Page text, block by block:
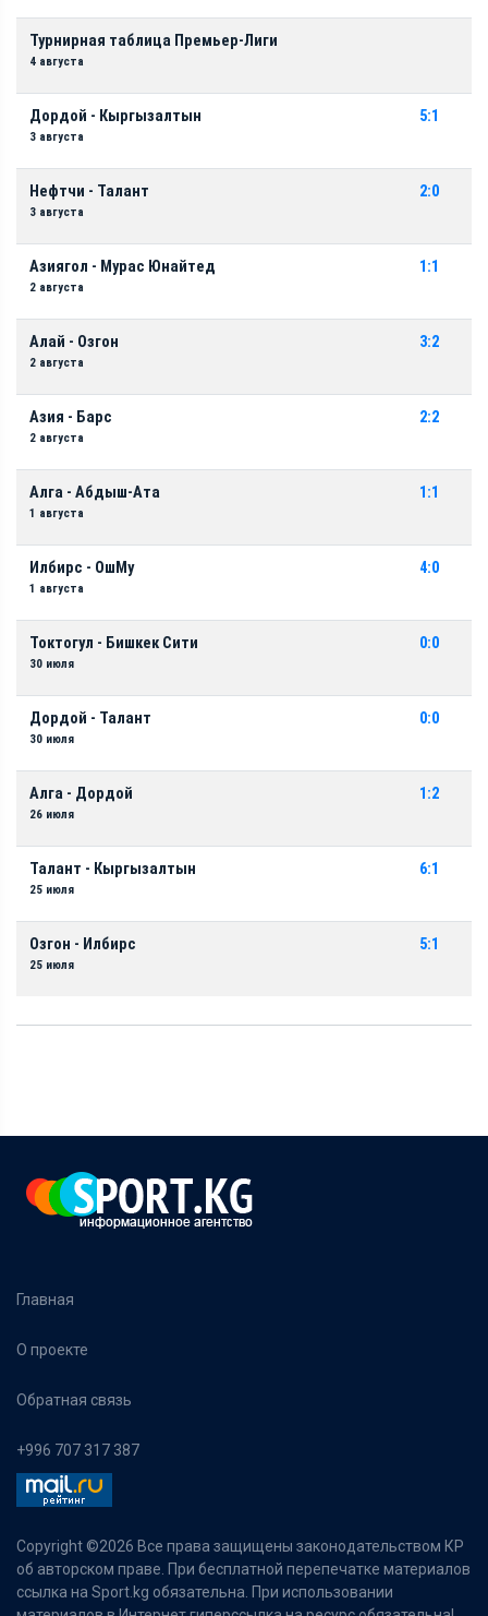
Турнирная таблица Премьер-Лиги
4 августа
Дордой - Кыргызалтын
3 августа
5:1
Нефтчи - Талант
3 августа
2:0
Азиягол - Мурас Юнайтед
2 августа
1:1
Алай - Озгон
2 августа
3:2
Азия - Барс
2 августа
2:2
Алга - Абдыш-Ата
1 августа
1:1
Илбирс - ОшМу
1 августа
4:0
Токтогул - Бишкек Сити
30 июля
0:0
Дордой - Талант
30 июля
0:0
Алга - Дордой
26 июля
1:2
Талант - Кыргызалтын
25 июля
6:1
Озгон - Илбирс
25 июля
5:1
Главная
О проекте
Обратная связь
+996 707 317 387
Copyright ©2026 Все права защищены законодательством КР
об авторском праве. При бесплатной перепечатке материалов
ссылка на Sport.kg обязательна. При использовании